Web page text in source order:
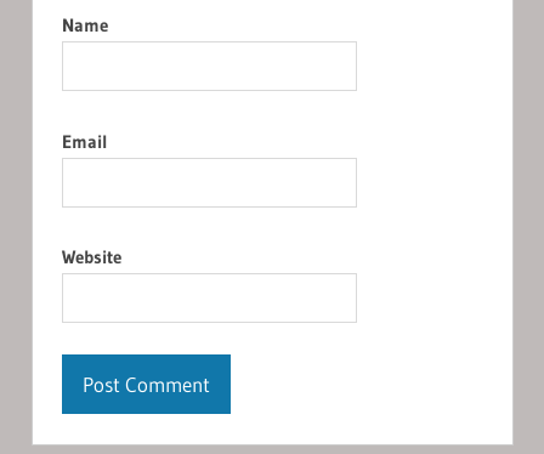
Name
Email
Website